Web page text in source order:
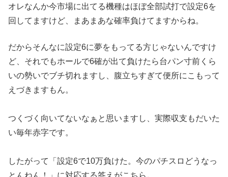
オレなんか今市場に出てる機種はほぼ全部試打で設定6を
回してま すけど、まあまあな確率負けてますからね。
だからそんなに設定6に夢をもってる方じゃないんですけ
ど、それでもホールで6確が出て負けたら台パン寸前くら
いの勢いでブチ切れますし、 腹立ちすぎて便所にこもって
えづきますもん。
つくづく向いてないなぁと思いますし、実際収支もだいた
い毎年赤字です。
したがって「設定6で10万負けた。今のパチスロどうなっ